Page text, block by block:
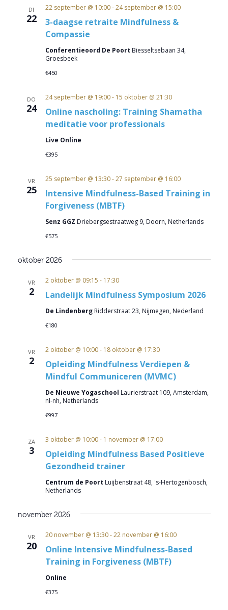
DI
22
3-daagse retraite Mindfulness &
Compassie
22 september @ 10:00-24 september @ 15:00
Conferentieoord De Poort Biesseltsebaan 34,
Groesbeek
€450
DO
24
Online nascholing: Training Shamatha
meditatie voor professionals
24 september @ 19:00- 15 oktober @ 21:30
Live Online
€395
VR
25
Intensive Mindfulness-Based Training in
Forgiveness (MBTF)
25 september @ 13:30-27 september @ 16:00
Senz GGZ Driebergsestraatweg 9, Doorn, Netherlands
€575
oktober 2026
VR
2 Landelijk Mindfulness Symposium 2026
2 oktober @ 09:15 - 17:30
De Lindenberg Ridderstraat 23, Nijmegen, Nederland
€180
VR
2
Opleiding Mindfulness Verdiepen &
Mindful Communiceren (MVMC)
2 oktober @ 10:00- 18 oktober @ 17:30
De Nieuwe Yogaschool Laurierstraat 109, Amsterdam,
nl-nh, Netherlands
€997
ZA
3
Opleiding Mindfulness Based Positieve
Gezondheid trainer
3 oktober @ 10:00- 1 november @ 17:00
Centrum de Poort Luijbenstraat 48, 's-Hertogenbosch,
Netherlands
november 2026
VR
20
Online Intensive Mindfulness-Based
Training in Forgiveness (MBTF)
20 november @ 13:30-22 november @ 16:00
Online
€375